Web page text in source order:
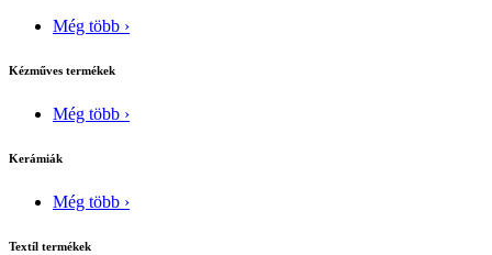
Még több ›
Kézműves termékek
Még több ›
Kerámiák
Még több ›
Textíl termékek